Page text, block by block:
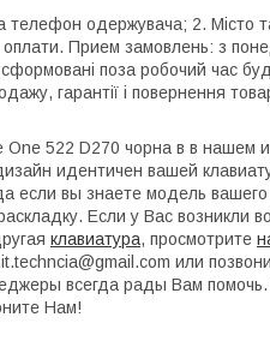
телефон одержувача; 2. Місто
оплати. Прием замовлень: з
поза робочий час
гарантії і повернення
One 522 D270 чорна в в нашем
идентичен вашей
если вы знаете модель
Если у Вас возникли
клавиатура, просмотрите
или
всегда рады Вам
Нам!